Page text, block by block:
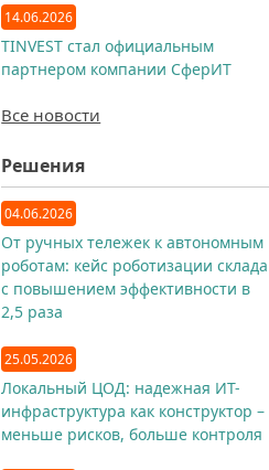
14.06.2026
TINVEST стал официальным
партнером компании СферИТ
Все новости
Решения
04.06.2026
От ручных тележек к автономным
роботам: кейс роботизации склада
с повышением эффективности в
2,5 раза
25.05.2026
Локальный ЦОД: надежная ИТ-
инфраструктура как конструктор –
меньше рисков, больше контроля